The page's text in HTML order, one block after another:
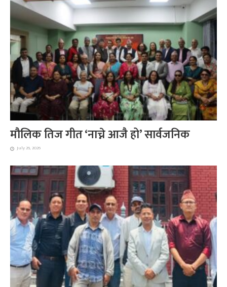
मौलिक तिज गीत ‘नाच्ने आजै हो’ सार्वजनिक
July 26, 2026